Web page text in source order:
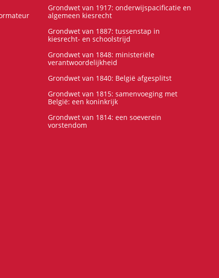
Grondwet van 1917: onderwijspacificatie en
algemeen kiesrecht
Grondwet van 1887: tussenstap in
kiesrecht- en schoolstrijd
Grondwet van 1848: ministeriële
verantwoordelijkheid
Grondwet van 1840: België afgesplitst
Grondwet van 1815: samenvoeging met
België: een koninkrijk
Grondwet van 1814: een soeverein
vorstendom